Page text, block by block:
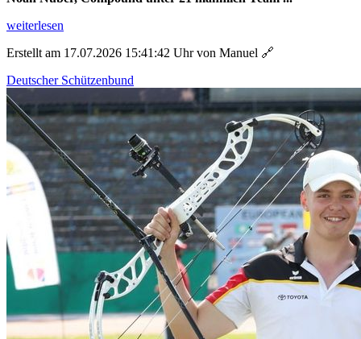
weiterlesen
Erstellt am 17.07.2026 15:41:42 Uhr von Manuel 🔗
Deutscher Schützenbund